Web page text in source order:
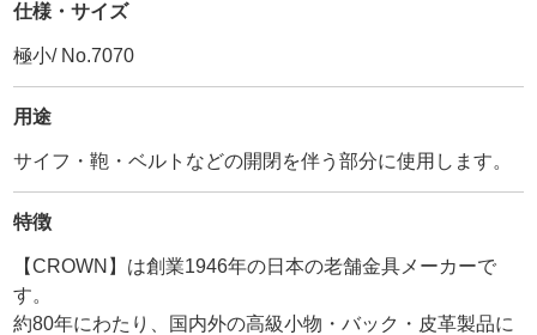
仕様・サイズ
極小/ No.7070
用途
サイフ・鞄・ベルトなどの開閉を伴う部分に使用します。
特徴
【CROWN】は創業1946年の日本の老舗金具メーカーで
す。
約80年にわたり、国内外の高級小物・バック・皮革製品に